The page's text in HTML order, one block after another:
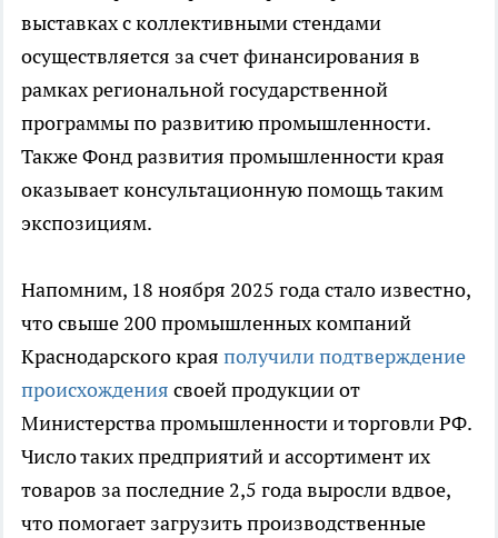
выставках с коллективными стендами
осуществляется за счет финансирования в
рамках региональной государственной
программы по развитию промышленности.
Также Фонд развития промышленности края
оказывает консультационную помощь таким
экспозициям.
Напомним, 18 ноября 2025 года стало известно,
что свыше 200 промышленных компаний
Краснодарского края получили подтверждение
происхождения своей продукции от
Министерства промышленности и торговли РФ.
Число таких предприятий и ассортимент их
товаров за последние 2,5 года выросли вдвое,
что помогает загрузить производственные